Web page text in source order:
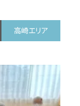
高崎エリア